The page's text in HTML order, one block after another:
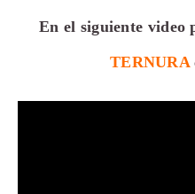
En el siguiente video
TERNURA